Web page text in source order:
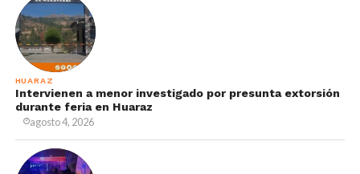
HUARAZ
Intervienen a menor investigado por presunta extorsión
durante feria en Huaraz
agosto 4, 2026